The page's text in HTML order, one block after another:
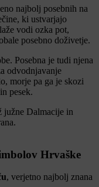
najbolj posebnih na
ki ustvarjajo
vodi ozka pot,
posebno doživetje.
Posebna je tudi njena
odvodnjavanje
morje pa ga je skozi
pesek.
južne Dalmacije in
Hrvaške
, verjetno najbolj znana